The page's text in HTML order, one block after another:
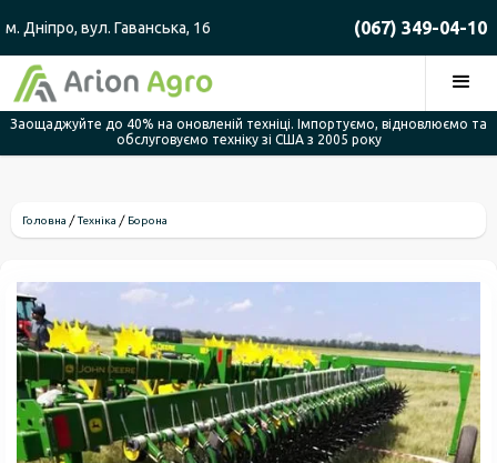
м. Дніпро, вул. Гаванська, 16 (067) 349-04-10
Заощаджуйте до 40% на оновленій техніці. Імпортуємо, відновлюємо та
обслуговуємо техніку зі США з 2005 року
Головна Техніка Борона